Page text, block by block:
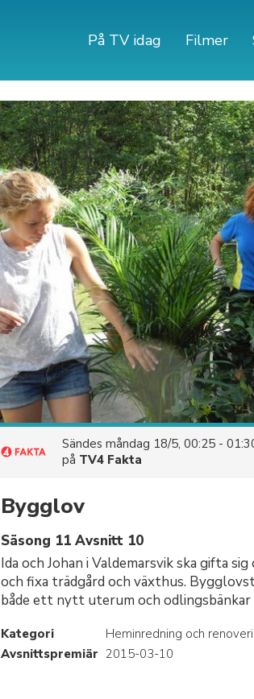
På TV idag Filmer
Sändes måndag 18/5, 00:25 -
på TV4 Fakta
Bygglov
Säsong 11 Avsnitt 10
Ida och Johan i Valdemarsvik ska gifta
och fixa trädgård och växthus.
både ett nytt uterum och odlingsbänkar
Kategori
Heminredning och
Avsnittspremiär 2015-03-10